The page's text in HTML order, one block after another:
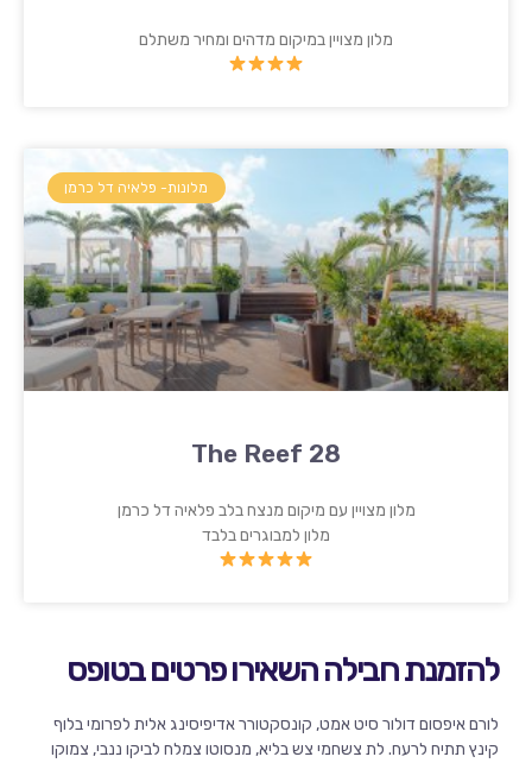
מלון מצויין במיקום מדהים ומחיר משתלם
מלונות- פלאיה דל כרמן
The Reef 28
מלון מצויין עם מיקום מנצח בלב פלאיה דל כרמן
מלון למבוגרים בלבד
להזמנת חבילה השאירו פרטים בטופס
לורם איפסום דולור סיט אמט, קונסקטורר אדיפיסינג אלית לפרומי בלוף
קינץ תתיח לרעח. לת צשחמי צש בליא, מנסוטו צמלח לביקו ננבי, צמוקו